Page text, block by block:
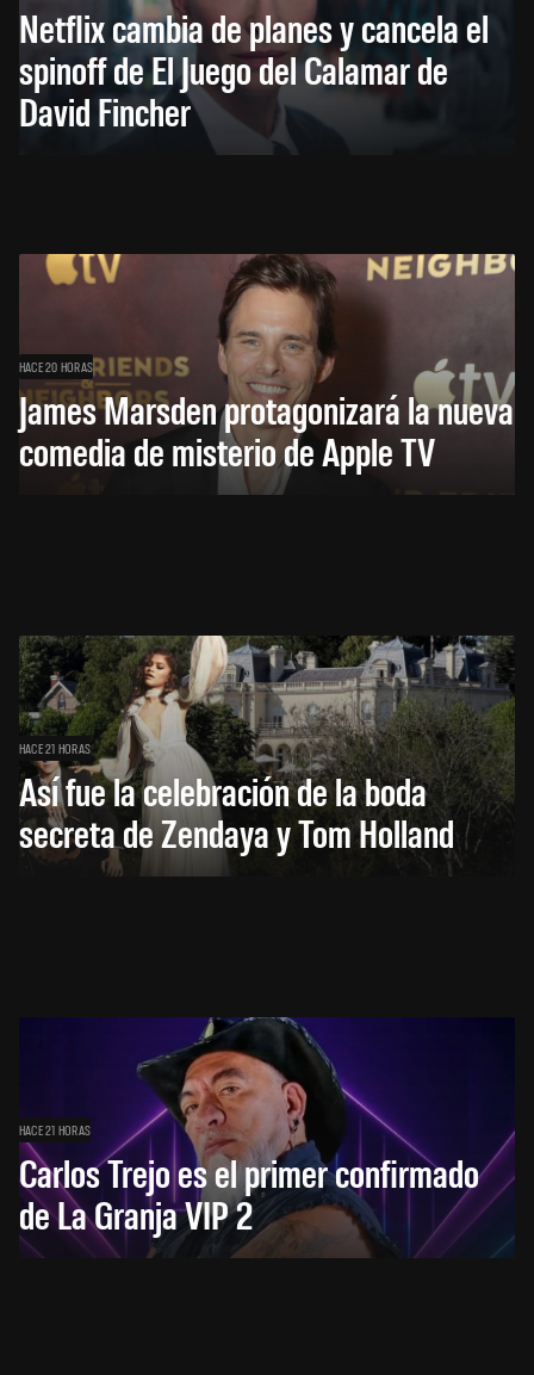
Netflix cambia de planes y cancela el
spinoff de El Juego del Calamar de
David Fincher
HACE 20 HORAS
James Marsden protagonizará la nueva
comedia de misterio de Apple TV
HACE 21 HORAS
Así fue la celebración de la boda
secreta de Zendaya y Tom Holland
HACE 21 HORAS
Carlos Trejo es el primer confirmado
de La Granja VIP 2